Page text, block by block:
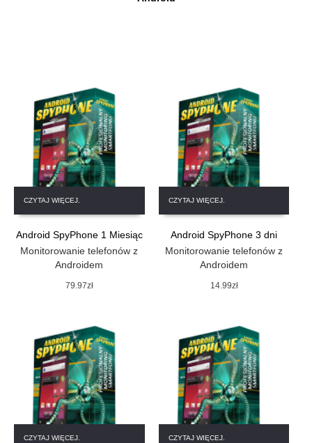
CZYTAJ WIĘCEJ.
Android SpyPhone 1 Miesiąc
Monitorowanie telefonów z
Androidem
79.97zł
CZYTAJ WIĘCEJ.
Android SpyPhone 3 dni
Monitorowanie telefonów z
Androidem
14.99zł
CZYTAJ WIĘCEJ. CZYTAJ WIĘCEJ.